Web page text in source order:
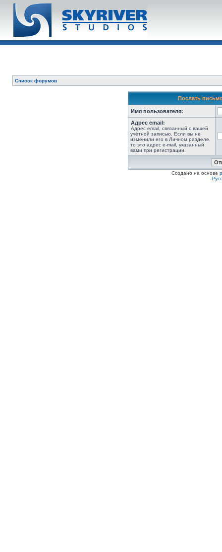
Список форумов
Послать
Имя пользователя:
Адрес email:
Адрес email, связанный с вашей
учётной записью. Если вы не
изменили его в Личном разделе,
то это адрес e-mail, указанный
вами при регистрации.
Создано на основе